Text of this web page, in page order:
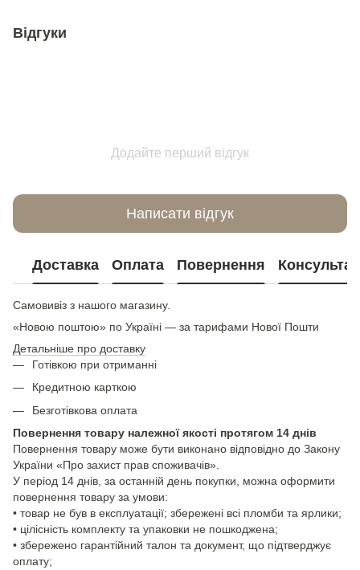
Відгуки
Додайте перший відгук
Написати відгук
Доставка Оплата Повернення
Самовивіз з нашого магазину.
«Новою поштою» по Україні — за тарифами Нової Пошти
Детальніше про доставку
Готівкою при отриманні
Кредитною карткою
Безготівкова оплата
Повернення товару належної якості протягом 14 днів
Повернення товару може бути виконано відповідно до Закону
України «Про захист прав споживачів».
У період 14 днів, за останній день покупки, можна оформити
повернення товару за умови:
• товар не був в експлуатації; збережені всі пломби та ярлики;
• цілісність комплекту та упаковки не пошкоджена;
• збережено гарантійний талон та документ, що підтверджує
оплату;